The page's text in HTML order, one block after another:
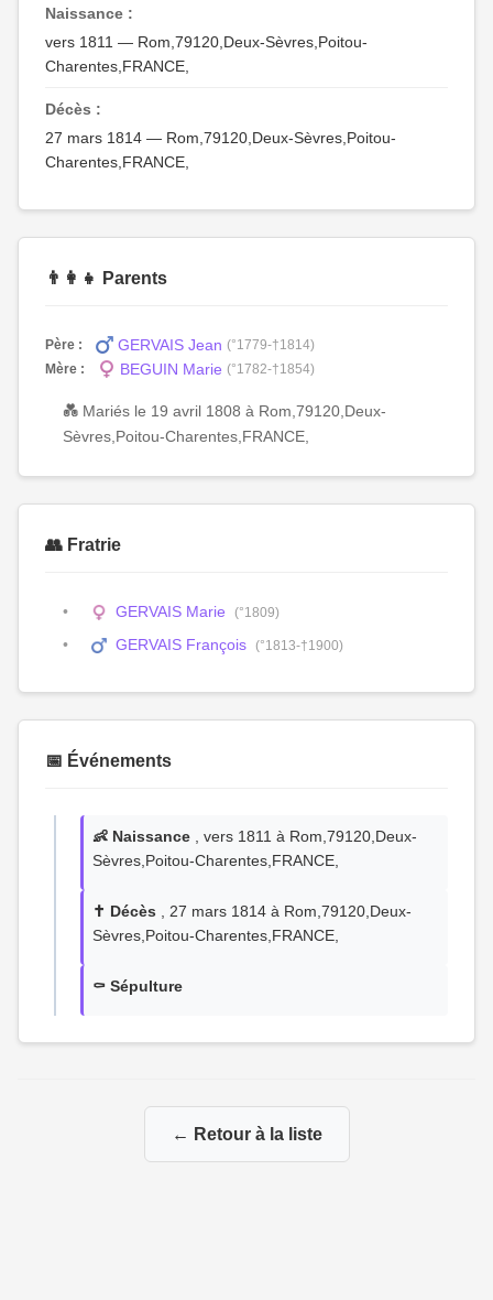
Naissance :
vers 1811 — Rom,79120,Deux-Sèvres,Poitou-
Charentes,FRANCE,
Décès :
27 mars 1814 — Rom,79120,Deux-Sèvres,Poitou-
Charentes,FRANCE,
👨‍👩‍👧 Parents
Père : GERVAIS Jean (°1779-†1814)
Mère :
BEGUIN Marie (°1782-†1854)
💑 Mariés le 19 avril 1808 à Rom,79120,Deux-
Sèvres,Poitou-Charentes,FRANCE,
👥 Fratrie
GERVAIS Marie (°1809)
GERVAIS François (°1813-†1900)
📅 Événements
👶 Naissance , vers 1811 à Rom,79120,Deux-
Sèvres,Poitou-Charentes,FRANCE,
✝️ Décès , 27 mars 1814 à Rom,79120,Deux-
Sèvres,Poitou-Charentes,FRANCE,
⚰️ Sépulture
← Retour à la liste